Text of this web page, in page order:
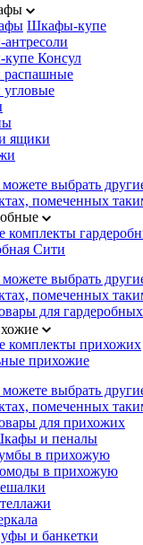
Шкафы-купе
Консул
ящики
выбрать
помеченных
комплекты
Сити
выбрать
помеченных
для гардеробных
комплекты прихожих
прихожие
выбрать
помеченных
для прихожих
и пеналы
в прихожую
в прихожую
и банкетки